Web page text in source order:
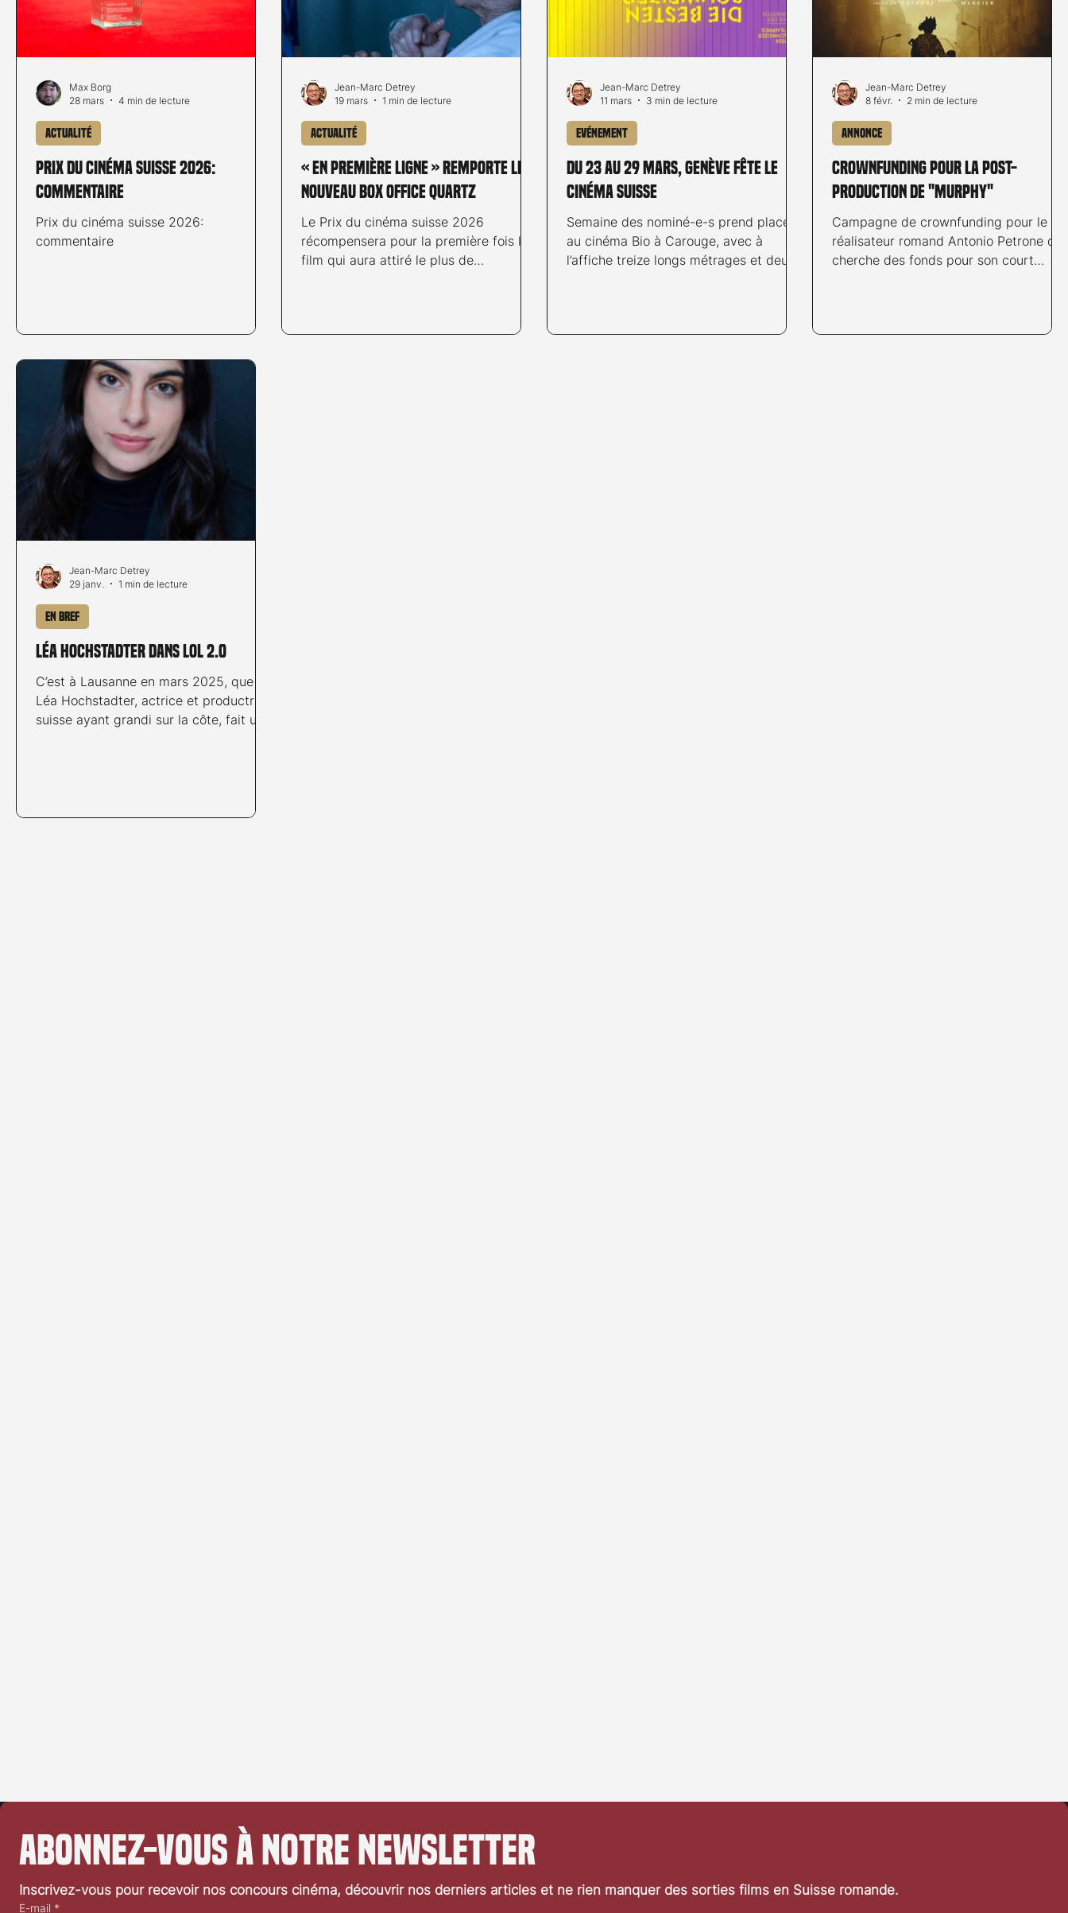
données et de la
Prix du cinéma suisse 2026:
commentaire
Prix du cinéma suisse 2026:
commentaire
Actualité
Max Borg
28 mars
4 min de lecture
« En première ligne » remporte le
nouveau Box Office Quartz
Le Prix du cinéma suisse 2026
récompensera pour la première fois le
film qui aura attiré le plus de
Actualité
Jean-Marc Detrey
19 mars
1 min de lecture
Du 23 au 29 mars, Genève fête le
cinéma suisse
Semaine des nominé-e-s prend place
au cinéma Bio à Carouge, avec à
l’affiche treize longs métrages et deux
Evénement
Jean-Marc Detrey
11 mars
3 min de lecture
Crownfunding pour la post-
production de "Murphy"
Campagne de crownfunding pour le
réalisateur romand Antonio Petrone qui
cherche des fonds pour son court
Nous souhaitons financer ici la post-
Annonce
Jean-Marc Detrey
8 févr.
2 min de lecture
Léa Hochstadter dans LOL 2.0
C’est à Lausanne en mars 2025, que
Léa Hochstadter, actrice et productrice
suisse ayant grandi sur la côte, fait une
attentionné et son engagement envers
En bref
Jean-Marc Detrey
29 janv.
1 min de lecture
Abonnez-vous à notre newsletter
Inscrivez-vous pour recevoir nos concours cinéma, découvrir nos derniers articles et ne rien manquer des sorties films en Suisse romande.
E-mail *